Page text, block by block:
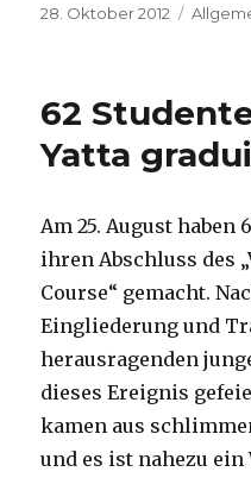
Veröffentlicht
28. Oktober 2012
62
Yatta
Am 25. August haben
ihren Abschluss des
Course“ gemacht.
Eingliederung und
herausragenden
dieses Ereignis
kamen aus
und es ist nahezu ein